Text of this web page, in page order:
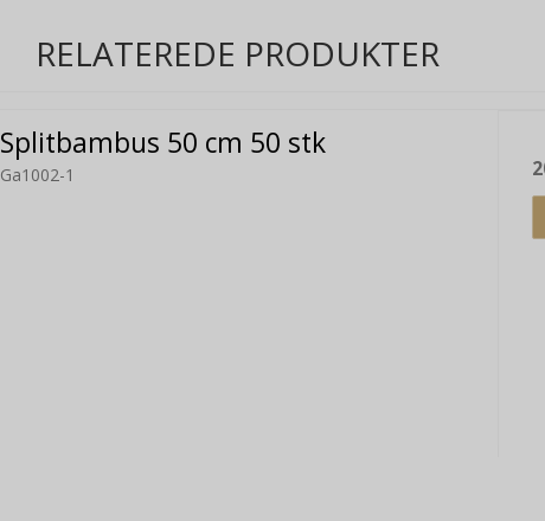
RELATEREDE PRODUKTER
Splitbambus 50 cm 50 stk
Ga1002-1